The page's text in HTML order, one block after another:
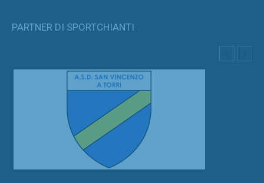
PARTNER DI SPORTCHIANTI